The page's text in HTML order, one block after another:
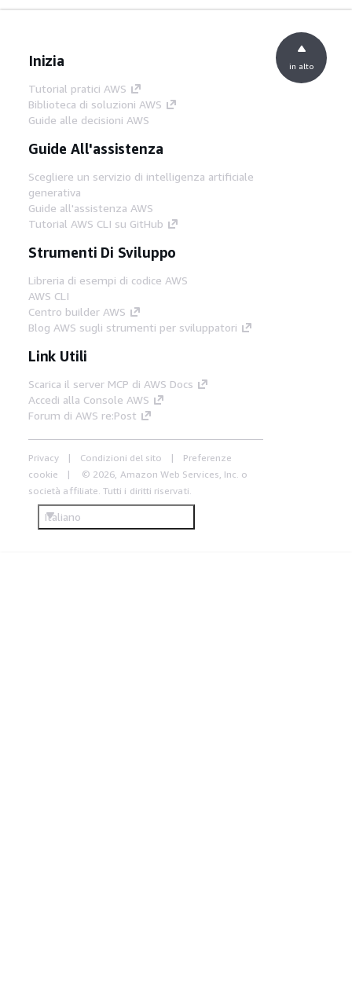
Inizia
Tutorial pratici AWS
Biblioteca di soluzioni AWS
Guide alle decisioni AWS
Guide All'assistenza
Scegliere un servizio di intelligenza artificiale
generativa
Guide all'assistenza AWS
Tutorial AWS CLI su GitHub
Strumenti Di Sviluppo
Libreria di esempi di codice AWS
AWS CLI
Centro builder AWS
Blog AWS sugli strumenti per sviluppatori
Link Utili
Scarica il server MCP di AWS Docs
Accedi alla Console AWS
Forum di AWS re:Post
Privacy Condizioni del sito
Preferenze
cookie
© 2026, Amazon Web Services, Inc. o
società affiliate. Tutti i diritti riservati.
Italiano
in alto